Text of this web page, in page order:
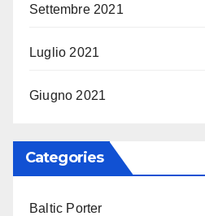
Settembre 2021
Luglio 2021
Giugno 2021
Categories
Baltic Porter